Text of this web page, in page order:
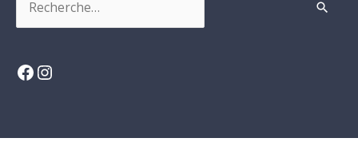
Facebook
Instagram